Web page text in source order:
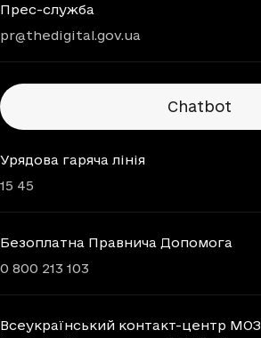
Прес-служба
pr@thedigital.gov.ua
Chatbots
Chatbot
Урядова гаряча лінія
15 45
Безоплатна Правнича Допомога
0 800 213 103
Всеукраїнський контакт-центр МОЗ